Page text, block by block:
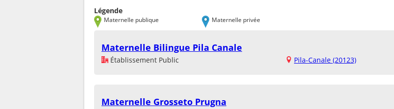
Légende
Maternelle publique Maternelle privée
Maternelle Bilingue Pila Canale
Établissement Public Pila-Canale (20123)
Maternelle Grosseto Prugna